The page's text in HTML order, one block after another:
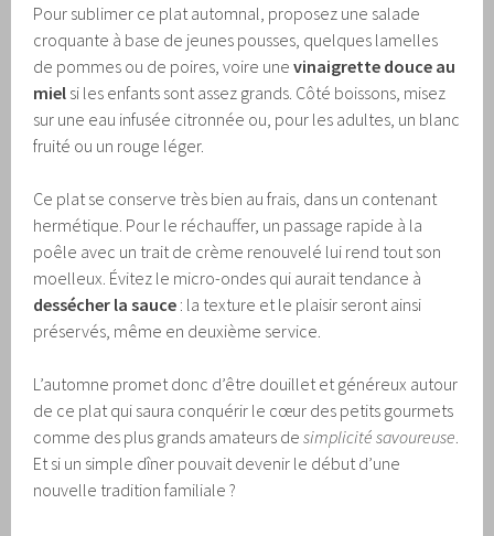
Pour sublimer ce plat automnal, proposez une salade
croquante à base de jeunes pousses, quelques lamelles
de pommes ou de poires, voire unevinaigrette douce au
miel si les enfants sont assez grands. Côté boissons, misez
sur une eau infusée citronnée ou, pour les adultes, un blanc
fruité ou un rouge léger.
Ce plat se conserve très bien au frais, dans un contenant
hermétique. Pour le réchauffer, un passage rapide à la
poêle avec un trait de crème renouvelé lui rend tout son
moelleux. Évitez le micro-ondes qui aurait tendance à
dessécher la sauce : la texture et le plaisir seront ainsi
préservés, même en deuxième service.
L’automne promet donc d’être douillet et généreux autour
de ce plat qui saura conquérir le cœur des petits gourmets
comme des plus grands amateurs desimplicité savoureuse
Et si un simple dîner pouvait devenir le début d’une
nouvelle tradition familiale ?